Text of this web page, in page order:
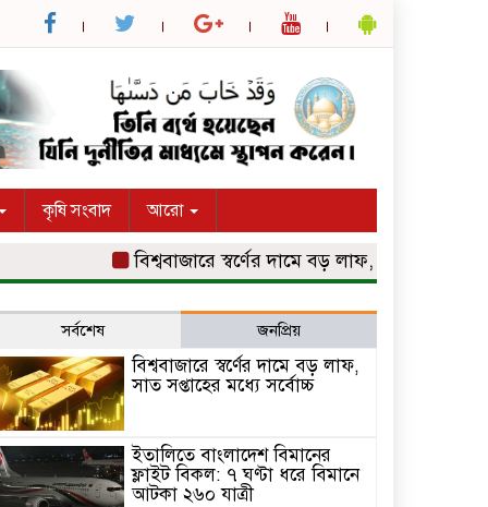
কৃষি সংবাদ আরো
বিশ্ববাজারে স্বর্ণের দামে বড় লাফ, সাত সপ্তাহের মধ্যে
সর্বশেষ জনপ্রিয়
বিশ্ববাজারে স্বর্ণের দামে বড় লাফ,
সাত সপ্তাহের মধ্যে সর্বোচ্চ
ইতালিতে বাংলাদেশ বিমানের
ফ্লাইট বিকল: ৭ ঘণ্টা ধরে বিমানে
আটকা ২৬০ যাত্রী